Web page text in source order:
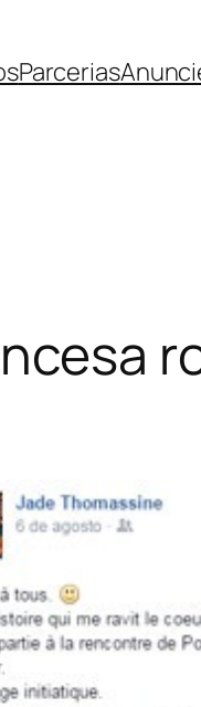
Parcerias